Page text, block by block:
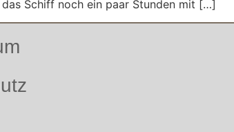
Schiff noch ein paar Stunden mit […]